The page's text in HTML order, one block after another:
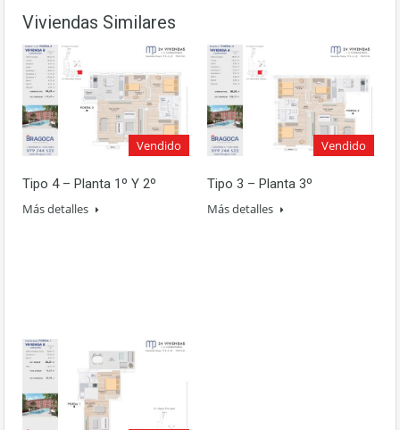
Viviendas Similares
Vendido
Tipo 4 – Planta 1º Y 2º
Más detalles
Vendido
Tipo 3 – Planta 3º
Más detalles